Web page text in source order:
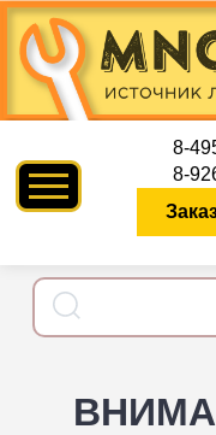
8-
8-